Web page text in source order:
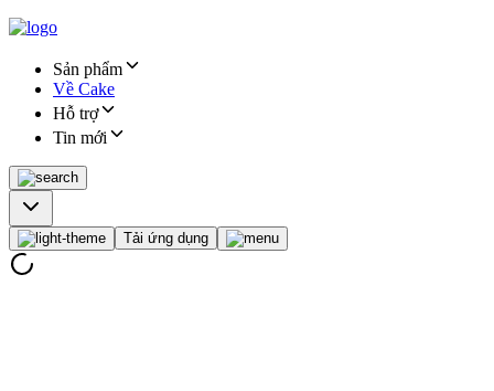
Sản phẩm
Về Cake
Hỗ trợ
Tin mới
Tải ứng dụng